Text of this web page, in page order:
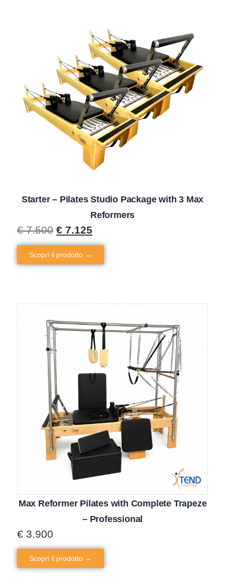
Starter – Pilates Studio Package with 3 Max
Reformers
€7.500 € 7.125
Scopri il prodotto →
Max Reformer Pilates with Complete Trapeze
– Professional
€ 3.900
Scopri il prodotto →